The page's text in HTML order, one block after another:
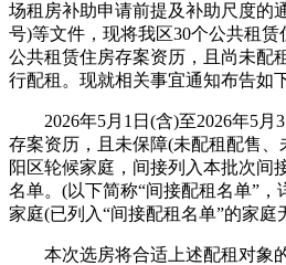
场租房补助申请前提及补助尺度的
号)等文件，现将我区30个公共租
公共租赁住房存案资历，且尚未配
行配租。现就相关事宜通知布告如
2026年5月1日(含)至2026年5月
存案资历，且未保障(未配租配售、
阳区轮候家庭，间接列入本批次间
名单。(以下简称“间接配租名单”，
家庭(已列入“间接配租名单”的家庭
本次选房将合适上述配租对象